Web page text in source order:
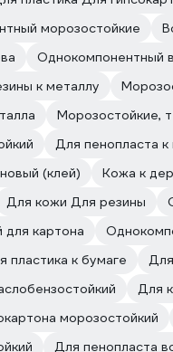
морозостойкие
Однокомпонентный
к металлу
Морозостойкие,
Для пенопласта к
(клей)
Кожа к
Для кожи Для резины
для картона
пластика к бумаге
Для
морозостойкий
Для пенопласта